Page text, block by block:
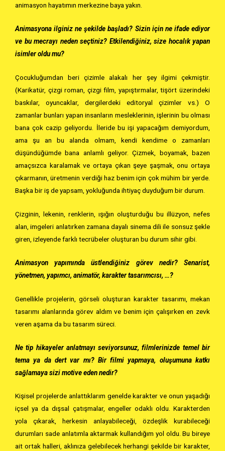
animasyon hayatımın merkezine baya yakın.
Animasyona ilginiz ne şekilde başladı? Sizin için ne ifade ediyor
ve bu mecrayı neden seçtiniz? Etkilendiğiniz, size hocalık yapan
isimler oldu mu?
Çocukluğumdan beri çizimle alakalı her şey ilgimi çekmiştir.
(Karikatür, çizgi roman, çizgi film, yapıştırmalar, tişört üzerindeki
baskılar, oyuncaklar, dergilerdeki editoryal çizimler vs.) O
zamanlar bunları yapan insanların mesleklerinin, işlerinin bu olması
bana çok cazip geliyordu. İleride bu işi yapacağım demiyordum,
ama şu an bu alanda olmam, kendi kendime o zamanları
düşündüğümde bana anlamlı geliyor. Çizmek, boyamak, bazen
amaçsızca karalamak ve ortaya çıkan şeye şaşmak, onu ortaya
çıkarmanın, üretmenin verdiği haz benim için çok mühim bir yerde.
Başka bir iş de yapsam, yokluğunda ihtiyaç duyduğum bir durum.
Çizginin, lekenin, renklerin, ışığın oluşturduğu bu illüzyon, nefes
alan, imgeleri anlatırken zamana dayalı sinema dili ile sonsuz şekle
giren, izleyende farklı tecrübeler oluşturan bu durum sihir gibi.
Animasyon yapımında üstlendiğiniz görev nedir? Senarist,
yönetmen, yapımcı, animatör, karakter tasarımcısı, …?
Genellikle projelerin, görseli oluşturan karakter tasarımı, mekan
tasarımı alanlarında görev aldım ve benim için çalışırken en zevk
veren aşama da bu tasarım süreci.
Ne tip hikayeler anlatmayı seviyorsunuz, filmlerinizde temel bir
tema ya da dert var mı? Bir filmi yapmaya, oluşumuna katkı
sağlamaya sizi motive eden nedir?
Kişisel projelerde anlattıklarım genelde karakter ve onun yaşadığı
içsel ya da dışsal çatışmalar, engeller odaklı oldu. Karakterden
yola çıkarak, herkesin anlayabileceği, özdeşlik kurabileceği
durumları sade anlatımla aktarmak kullandığım yol oldu. Bu bireye
ait ortak halleri, aklınıza gelebilecek herhangi şekilde bir karakter,